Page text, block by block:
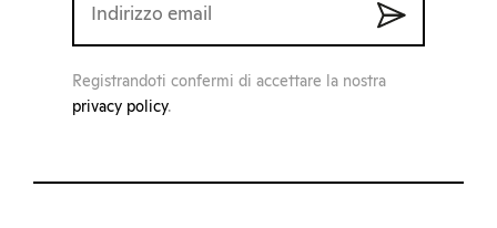
Registrandoti confermi di accettare la nostra
privacy policy.